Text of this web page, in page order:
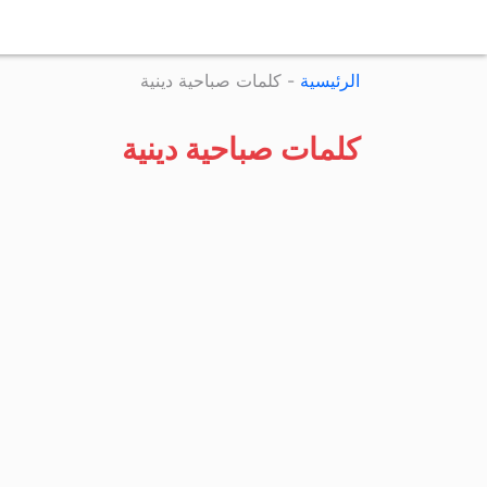
الرئيسية - كلمات صباحية دينية
كلمات صباحية دينية